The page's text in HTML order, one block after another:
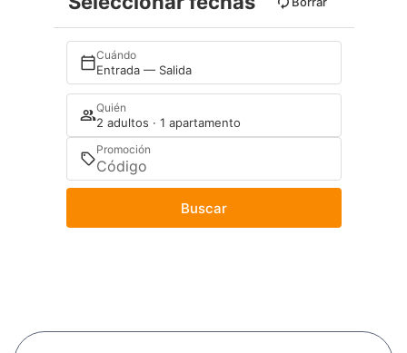
Cuándo
Entrada — Salida
Quién
2 adultos · 1 apartamento
Promoción
Buscar